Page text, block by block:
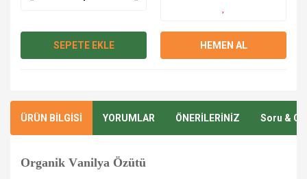
SEPETE EKLE HEMEN AL
ÜRÜN BİLGİSİ YORUMLAR ÖNERİLERİNİZ Soru &
Organik Vanilya Özütü